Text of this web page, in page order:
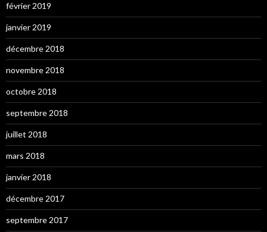
février 2019
janvier 2019
décembre 2018
novembre 2018
octobre 2018
septembre 2018
juillet 2018
mars 2018
janvier 2018
décembre 2017
septembre 2017